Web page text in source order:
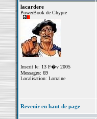
lacardere
PowerBook de Chypre
Inscrit le: 13 F�v 2005
Messages: 69
Localisation: Lorraine
Revenir en haut de page